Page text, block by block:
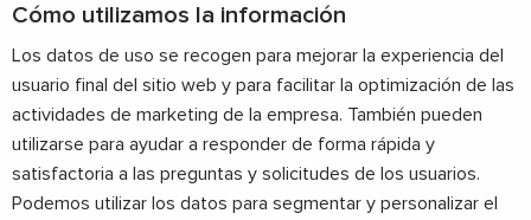
Cómo utilizamos la información
Los datos de uso se recogen para mejorar la experiencia del
usuario final del sitio web y para facilitar la optimización de las
actividades de marketing de la empresa. También pueden
utilizarse para ayudar a responder de forma rápida y
satisfactoria a las preguntas y solicitudes de los usuarios.
Podemos utilizar los datos para segmentar y personalizar el